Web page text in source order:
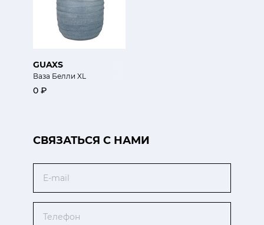
GUAXS
Ваза Белли XL
0 ₽
CВЯЗАТЬСЯ С НАМИ